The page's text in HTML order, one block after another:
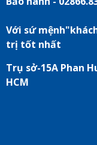
Với sứ
trị tốt nhất
Trụ sở-15A Phan
HCM